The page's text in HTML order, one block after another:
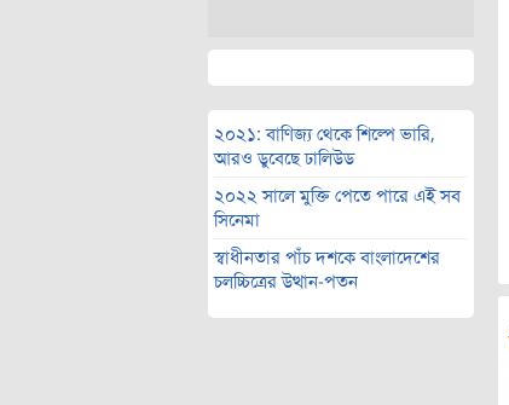
২০২১: বাণিজ্য থেকে শিল্পে ভারি,
আরও ডুবেছে ঢালিউড
২০২২ সালে মুক্তি পেতে পারে এই সব
সিনেমা
স্বাধীনতার পাঁচ দশকে বাংলাদেশের
চলচ্চিত্রের উত্থান-পতন